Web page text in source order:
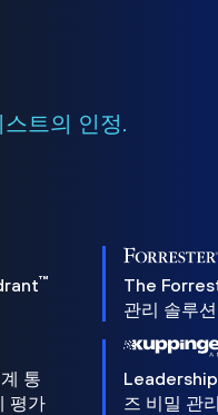
트의 인정.
™
The
관리 솔루
통
평가
즈 비밀 관